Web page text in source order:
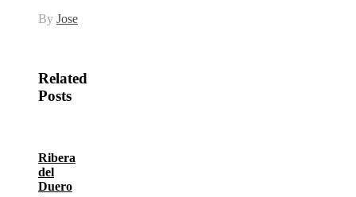
By Jose
Related
Posts
Ribera
del
Duero